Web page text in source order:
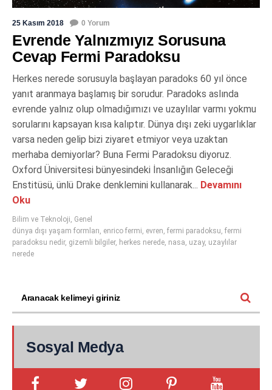
25 Kasım 2018 0 Yorum
Evrende Yalnızmıyız Sorusuna
Cevap Fermi Paradoksu
Herkes nerede sorusuyla başlayan paradoks 60 yıl önce
yanıt aranmaya başlamış bir sorudur. Paradoks aslında
evrende yalnız olup olmadığımızı ve uzaylılar varmı yokmu
sorularını kapsayan kısa kalıptır. Dünya dışı zeki uygarlıklar
varsa neden gelip bizi ziyaret etmiyor veya uzaktan
merhaba demiyorlar? Buna Fermi Paradoksu diyoruz.
Oxford Üniversitesi bünyesindeki İnsanlığın Geleceği
Enstitüsü, ünlü Drake denklemini kullanarak... Devamını
Oku
Bilim ve Teknoloji, Genel
dünya dışı yaşam formları, enrico fermi, evren, fermi paradoksu, fermi
paradoksu nedir, gizemli bilgiler, herkes nerede, nasa, uzay, uzaylılar
nerede
Sosyal Medya